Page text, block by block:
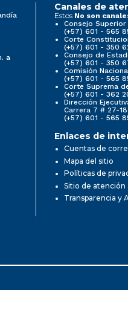
a
Canales de
Estos No son
Consejo
(+57) 601 - 565
Corte
(+57) 601 - 350
Consejo de
(+57) 601 - 350
Comisión
(+57) 601 - 565
Corte Suprema
(+57) 601 - 362
Dirección
Carrera 7 # 27-
(+57) 601 - 565
Enlaces de
Cuentas de
Mapa del sitio
Políticas de
Sitio de atención
Transparencia y